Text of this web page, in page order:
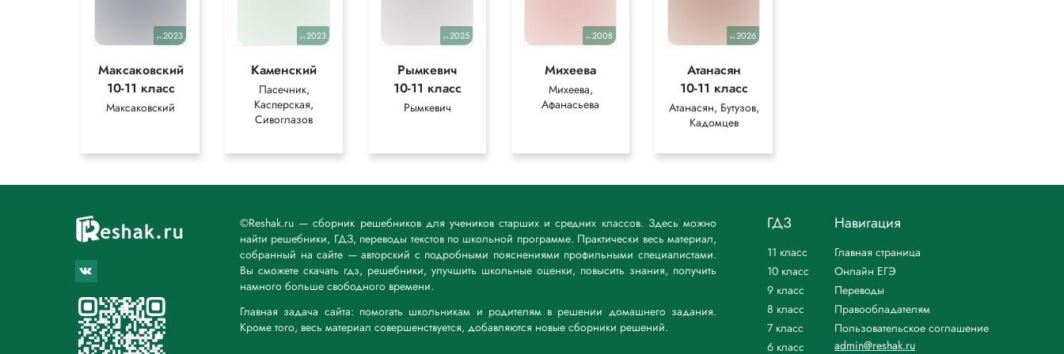
– Реализуется метаязыковая функция.
7. — Здравствуйте, Пётр Фёдорович! — вскричал Иван Иванович, который, как уже сказано, был очень любопытен и никак не
мог удержать своего нетерпения при виде, как городничий брал приступом крыльцо, но всё ещё не поднимал глаз своих
вверх и ссорился с своею пехотою, которая никаким образом не могла с одного размаху взойти на ступеньку.
— Доброго дня желаю любезному другу и благодетелю Ивану Ивановичу! — отвечал городничий. (Н. В. Гоголь)
– Реализуется фатическая (контактно-устанавливающая) функция.
уч.2023
Максаковский
10-11 класс
Максаковский
уч.2023
Каменский
Пасечник,
Касперская,
Сивоглазов
уч.2025
Рымкевич
10-11 класс
Рымкевич
уч.2008
Михеева
Михеева,
Афанасьева
уч.2026
Атанасян
10-11 класс
Атанасян, Бутузов,
Кадомцев
©Reshak.ru — сборник решебников для учеников старших и средних классов. Здесь можно
найти решебники, ГДЗ, переводы текстов по школьной программе. Практически весь материал,
собранный на сайте — авторский с подробными пояснениями профильными специалистами.
Вы сможете скачать гдз, решебники, улучшить школьные оценки, повысить знания, получить
намного больше свободного времени.
Главная задача сайта: помогать школьникам и родителям в решении домашнего задания.
Кроме того, весь материал совершенствуется, добавляются новые сборники решений.
ГДЗ
11 класс
10 класс
9 класс
8 класс
7 класс
6 класс
Навигация
Главная страница
Онлайн ЕГЭ
Переводы
Правообладателям
Пользовательское соглашение
admin@reshak.ru